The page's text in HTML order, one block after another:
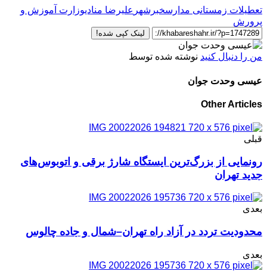
تعطیلات زمستانی مدارسخبرشهر علیرضا منادیوزارت آموزش و
پرورش
لینک کپی شده!
من را دنبال کنید نوشته شده توسط
عیسی وحدت جوان
Other Articles
قبلی
رونمایی از بزرگ‌ترین ایستگاه شارژ برقی و اتوبوس‌های
جدید تهران
بعدی
محدودیت تردد در آزاد راه تهران–شمال و جاده چالوس
بعدی